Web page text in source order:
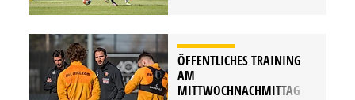
ÖFFENTLICHES TRAINING
AM
MITTWOCHNACHMITTAG